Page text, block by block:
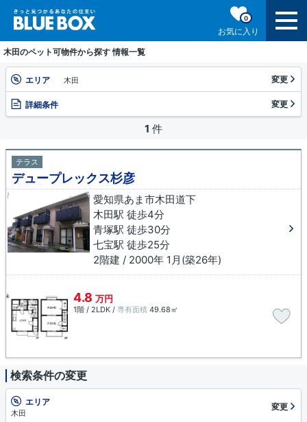
お気に入り
0
木田のペット可物件から探す 情報一覧
エリア 木田 変更
詳細条件 変更
1 件
テラス
デュープレックス杉彦
愛知県あま市木田道下
木田駅 徒歩4分
青塚駅 徒歩30分
七宝駅 徒歩25分
2階建 / 2000年 1月(築26年)
4.8 万円
1階 / 2LDK / 専有面積 49.68㎡
検索条件の変更
エリア
木田
変更